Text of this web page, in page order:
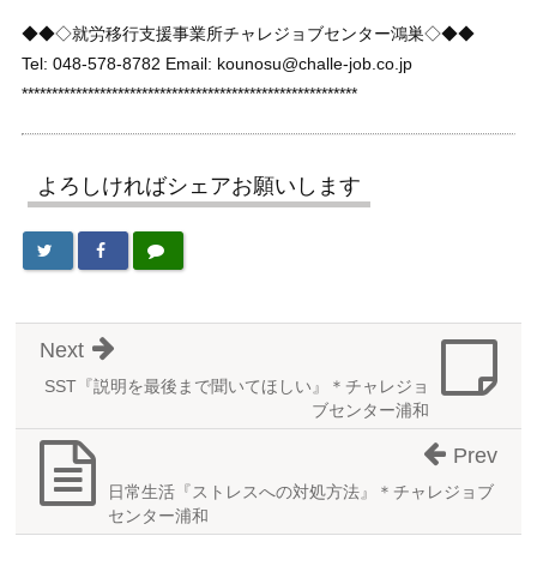
◆◆◇就労移行支援事業所チャレジョブセンター鴻巣◇◆◆
Tel: 048-578-8782 Email: kounosu@challe-job.co.jp
********************************************************
よろしければシェアお願いします
SST『説明を最後まで聞いてほしい』＊チャレジョ
ブセンター浦和
Next
日常生活『ストレスへの対処方法』＊チャレジョブ
センター浦和
Prev